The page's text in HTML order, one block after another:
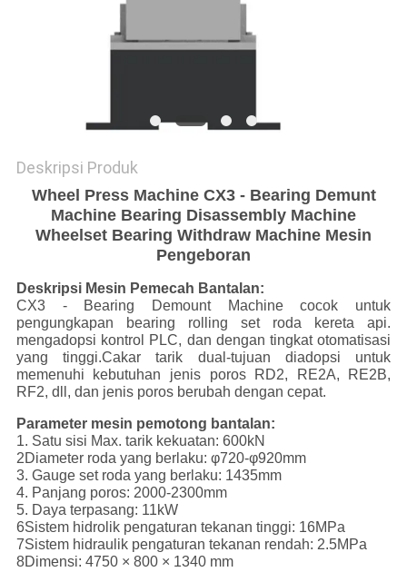
Deskripsi Produk
Wheel Press Machine CX3 - Bearing Demunt
Machine Bearing Disassembly Machine
Wheelset Bearing Withdraw Machine Mesin
Pengeboran
Deskripsi Mesin Pemecah Bantalan:
CX3 - Bearing Demount Machine cocok untuk
pengungkapan bearing rolling set roda kereta api.
mengadopsi kontrol PLC, dan dengan tingkat otomatisasi
yang tinggi.Cakar tarik dual-tujuan diadopsi untuk
memenuhi kebutuhan jenis poros RD2, RE2A, RE2B,
RF2, dll, dan jenis poros berubah dengan cepat.
Parameter mesin pemotong bantalan:
1. Satu sisi Max. tarik kekuatan: 600kN
2Diameter roda yang berlaku: φ720-φ920mm
3. Gauge set roda yang berlaku: 1435mm
4. Panjang poros: 2000-2300mm
5. Daya terpasang: 11kW
6Sistem hidrolik pengaturan tekanan tinggi: 16MPa
7Sistem hidraulik pengaturan tekanan rendah: 2.5MPa
8Dimensi: 4750 × 800 × 1340 mm